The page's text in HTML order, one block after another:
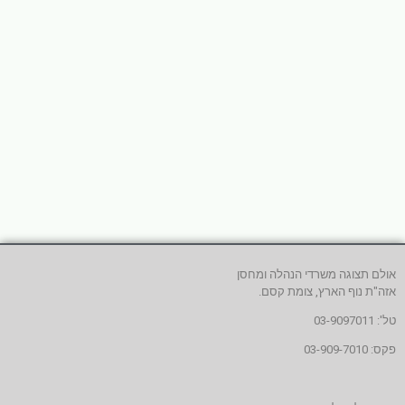
אולם תצוגה משרדי הנהלה ומחסן
אזה"ת נוף הארץ, צומת קסם.
טל': 03-9097011
פקס: 03-909-7010